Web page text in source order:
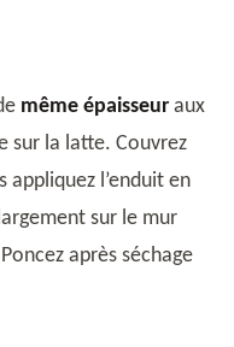
même épaisseur aux
sur la latte. Couvrez
appliquez l’enduit en
sur le mur
après séchage